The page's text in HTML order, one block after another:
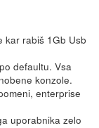
kar rabiš 1Gb Usb
defaultu. Vsa
konzole.
enterprise
uporabnika zelo